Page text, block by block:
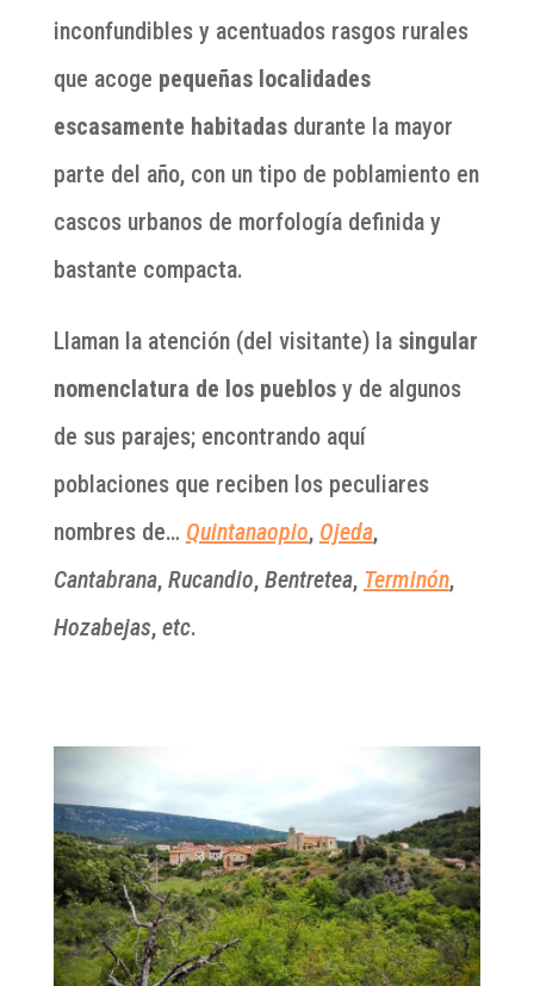
inconfundibles y acentuados rasgos rurales
que acoge pequeñas localidades
escasamente habitadasdurante la mayor
parte del año, con un tipo de poblamiento en
cascos urbanos de morfología definida y
bastante compacta.
Llaman la atención (del visitante) la singular
nomenclatura de los pueblosy de algunos
de sus parajes; encontrando aquí
poblaciones que reciben los peculiares
nombres de… Quintanaopio, Ojeda,
Cantabrana,Rucandio,Bentretea, Terminón,
Hozabejas, etc.